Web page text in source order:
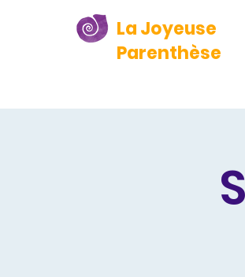
La Joyeuse
Parenthèse